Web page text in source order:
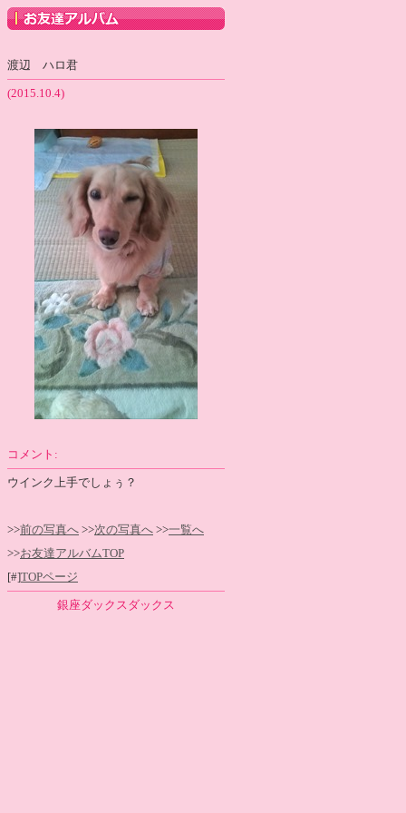
渡辺 ハロ君
(2015.10.4)
コメント:
ウインク上手でしょぅ？
>>前の写真へ >>次の写真へ >>一覧へ
>>お友達アルバムTOP
[#]TOPページ
銀座ダックスダックス